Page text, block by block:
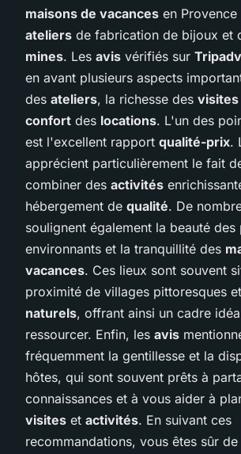
maisons de vacances en
ateliers de fabrication de bijoux et
mines. Les avis vérifiés sur
en avant plusieurs aspects
des ateliers, la richesse des visites
confort des locations. L'un des
est l'excellent rapport qualité-prix.
apprécient particulièrement le fait
combiner des activités
hébergement de qualité. De
soulignent également la beauté des
environnants et la tranquillité des
vacances. Ces lieux sont souvent
proximité de villages pittoresques
naturels, offrant ainsi un cadre
ressourcer. Enfin, les avis
fréquemment la gentillesse et la
hôtes, qui sont souvent prêts à
connaissances et à vous aider à
visites et activités. En suivant ces
recommandations, vous êtes sûr